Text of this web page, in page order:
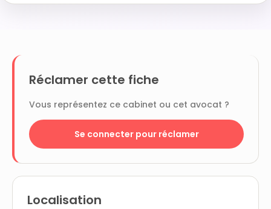
Réclamer cette fiche
Vous représentez ce cabinet ou cet avocat ?
Se connecter pour réclamer
Localisation